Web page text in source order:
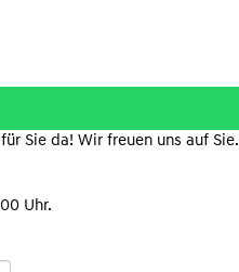
Sie da! Wir freuen uns auf Sie.
Uhr.